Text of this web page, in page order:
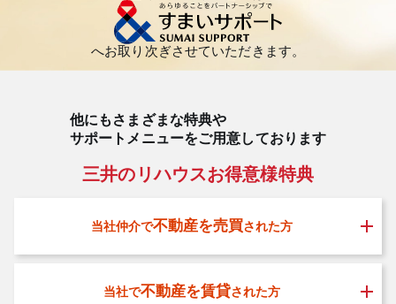
へお取り次ぎさせていただきます。
他にもさまざまな特典や
サポートメニューをご用意しております
三井のリハウスお得意様特典
当社仲介で不動産を売買された方
当社で不動産を賃貸された方